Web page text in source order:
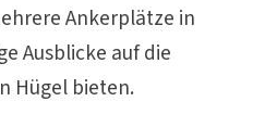
Ankerplätze in
Ausblicke auf die
Hügel bieten.